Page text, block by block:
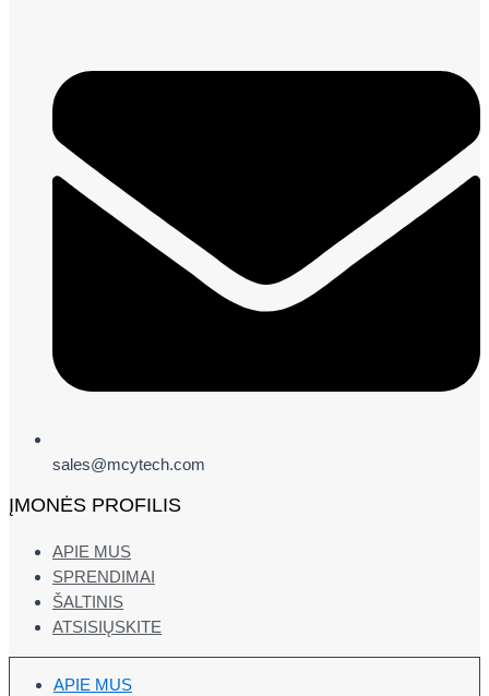
sales@mcytech.com
ĮMONĖS PROFILIS
APIE MUS
SPRENDIMAI
ŠALTINIS
ATSISIŲSKITE
APIE MUS